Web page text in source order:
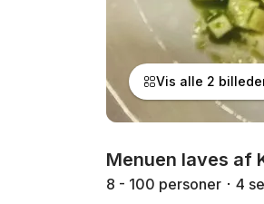
Vis alle 2
Menuen laves af
8 - 100 personer 4